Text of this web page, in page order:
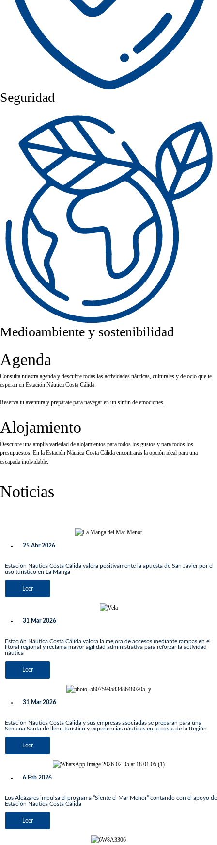
Seguridad
Medioambiente y sostenibilidad
Agenda
Consulta nuestra agenda y descubre todas las actividades náuticas, culturales y de ocio que te
esperan en Estación Náutica Costa Cálida.
Reserva tu aventura y prepárate para navegar en un sinfín de emociones.
Alojamiento
Descubre una amplia variedad de alojamientos para todos los gustos y para todos los
presupuestos. En la Estación Náutica Costa Cálida encontrarás la opción ideal para una
escapada inolvidable.
Noticias
25 Abr 2026
Estación Náutica Costa Cálida valora positivamente la apuesta de San Javier por el
uso turístico en La Manga
Leer
31 Mar 2026
Estación Náutica Costa Cálida valora la mejora de accesos mediante rampas en el
litoral regional y reclama mayor agilidad administrativa para reforzar la actividad
náutica
Leer
31 Mar 2026
Estación Náutica Costa Cálida y sus empresas asociadas se preparan para una
Semana Santa de lleno turístico y experiencias náuticas en la costa de la Región
Leer
6 Feb 2026
Los Alcázares impulsa el programa “Siente el Mar Menor” contando con el apoyo de
Estación Náutica Costa Cálida
Leer